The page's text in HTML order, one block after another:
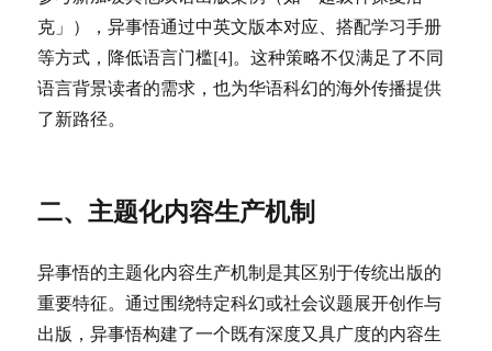
克」），异事悟通过中英文版本对应、搭配学习手册
等方式，降低语言门槛[4]。这种策略不仅满足了不同
语言背景读者的需求，也为华语科幻的海外传播提供
了新路径。
二、主题化内容生产机制
异事悟的主题化内容生产机制是其区别于传统出版的
重要特征。通过围绕特定科幻或社会议题展开创作与
出版，异事悟构建了一个既有深度又具广度的内容生